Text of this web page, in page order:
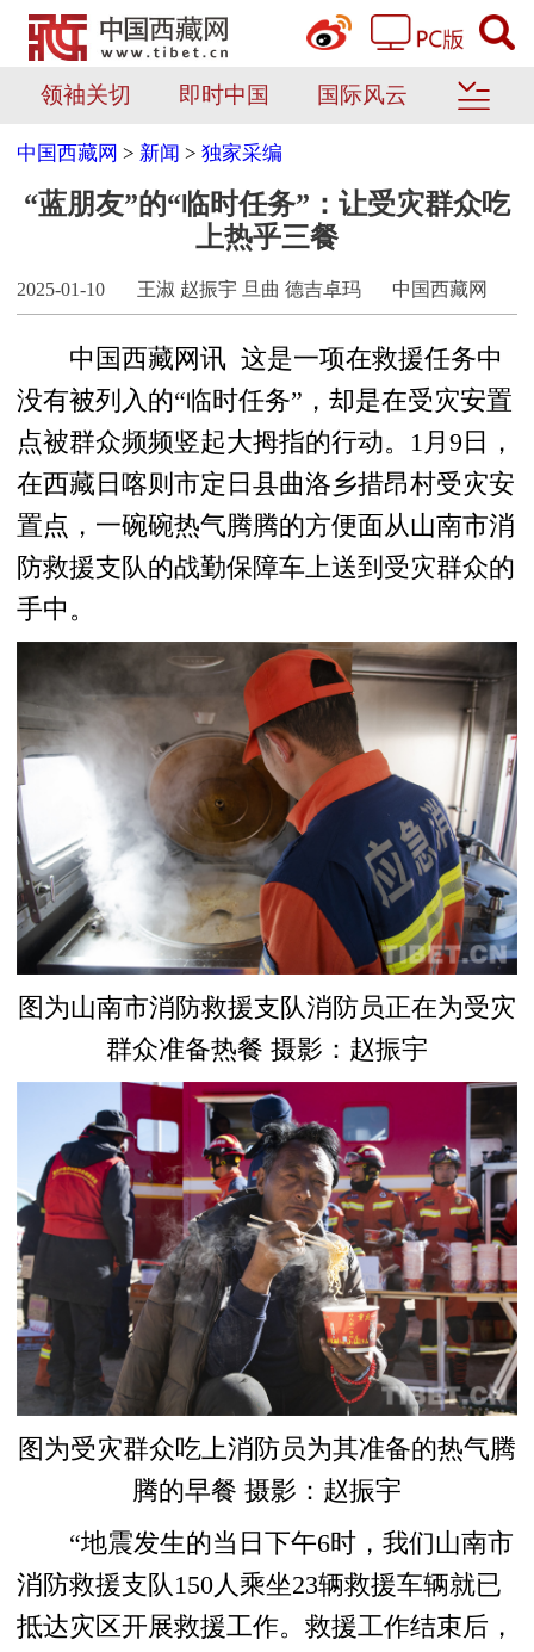
领袖关切 即时中国 国际风云
中国西藏网 > 新闻 >独家采编
“蓝朋友”的“临时任务”：让受灾群众吃
上热乎三餐
2025-01-10 王淑 赵振宇 旦曲 德吉卓玛 中国西藏网
中国西藏网讯 这是一项在救援任务中
没有被列入的“临时任务”，却是在受灾安置
点被群众频频竖起大拇指的行动。1月9日，
在西藏日喀则市定日县曲洛乡措昂村受灾安
置点，一碗碗热气腾腾的方便面从山南市消
防救援支队的战勤保障车上送到受灾群众的
手中。
图为山南市消防救援支队消防员正在为受灾
群众准备热餐 摄影：赵振宇
图为受灾群众吃上消防员为其准备的热气腾
腾的早餐 摄影：赵振宇
“地震发生的当日下午6时，我们山南市
消防救援支队150人乘坐23辆救援车辆就已
抵达灾区开展救援工作。救援工作结束后，